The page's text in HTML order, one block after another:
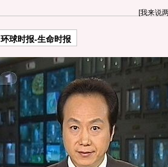
[我来说
环球时报-生命时报